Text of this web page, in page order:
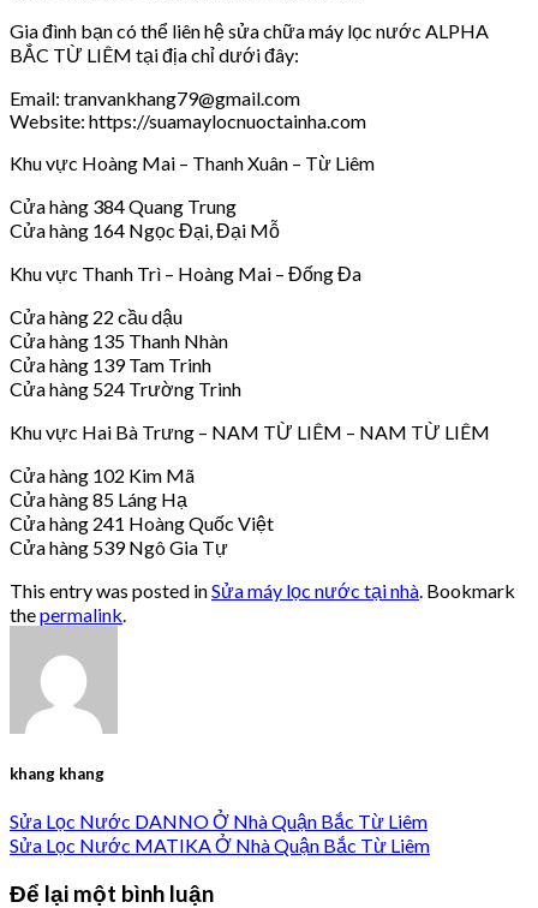
Gia đình bạn có thể liên hệ sửa chữa máy lọc nước ALPHA
BẮC TỪ LIÊM tại địa chỉ dưới đây:
Email: tranvankhang79@gmail.com
Website: https://suamaylocnuoctainha.com
Khu vực Hoàng Mai – Thanh Xuân – Từ Liêm
Cửa hàng 384 Quang Trung
Cửa hàng 164 Ngọc Đại, Đại Mỗ
Khu vực Thanh Trì – Hoàng Mai – Đống Đa
Cửa hàng 22 cầu dậu
Cửa hàng 135 Thanh Nhàn
Cửa hàng 139 Tam Trinh
Cửa hàng 524 Trường Trinh
Khu vực Hai Bà Trưng – NAM TỪ LIÊM – NAM TỪ LIÊM
Cửa hàng 102 Kim Mã
Cửa hàng 85 Láng Hạ
Cửa hàng 241 Hoàng Quốc Việt
Cửa hàng 539 Ngô Gia Tự
This entry was posted inSửa máy lọc nước tại nhà . Bookmark
thepermalink
khang khang
Sửa Lọc Nước DANNO Ở Nhà Quận Bắc Từ Liêm
Sửa Lọc Nước MATIKA Ở Nhà Quận Bắc Từ Liêm
Để lại một bình luận